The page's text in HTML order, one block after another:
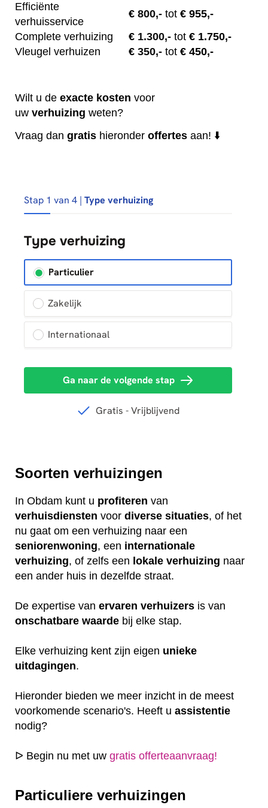
Efficiënte
verhuisservice
€ 800,- tot € 955,-
Complete verhuizing
€ 1.300,- tot € 1.750,-
Vleugel verhuizen
€ 350,- tot € 450,-
Wilt u de exacte kosten voor
uw verhuizing weten?
Vraag dan gratis hieronder offertes aan! ⬇️
Soorten verhuizingen
In Obdam kunt u profiteren van
verhuisdiensten voor diverse situaties, of het
nu gaat om een verhuizing naar een
seniorenwoning, een internationale
verhuizing, of zelfs een lokale verhuizing naar
een ander huis in dezelfde straat.
De expertise van ervaren verhuizers is van
onschatbare waarde bij elke stap.
Elke verhuizing kent zijn eigen unieke
uitdagingen.
Hieronder bieden we meer inzicht in de meest
voorkomende scenario's. Heeft u assistentie
nodig?
ᐅ Begin nu met uw gratis offerteaanvraag!
Particuliere verhuizingen